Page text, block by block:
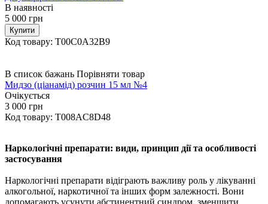
В наявності
5 000 грн
Купити
Код товару: T00C0A32B9
В список бажань Порівняти товар
Мидзо (ціанамід) розчин 15 мл №4
Очікується
3 000 грн
Код товару: T008AC8D48
Наркологічні препарати: види, принцип дії та особливості
застосування
Наркологічні препарати відіграють важливу роль у лікуванні
алкогольної, наркотичної та інших форм залежності. Вони
допомагають усунути абстинентний синдром, зменшити